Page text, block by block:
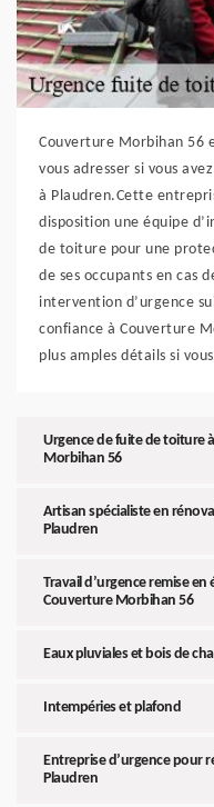
Couverture Morbihan 56
vous adresser si vous
à Plaudren.Cette
disposition une équipe
de toiture pour une
de ses occupants en cas
intervention d’urgence
confiance à Couverture
plus amples détails si
Urgence de fuite de toiture
Morbihan 56
Artisan spécialiste en
Plaudren
Travail d’urgence remise
Couverture Morbihan 56
Eaux pluviales et bois de
Intempéries et plafond
Entreprise d’urgence pour
Plaudren